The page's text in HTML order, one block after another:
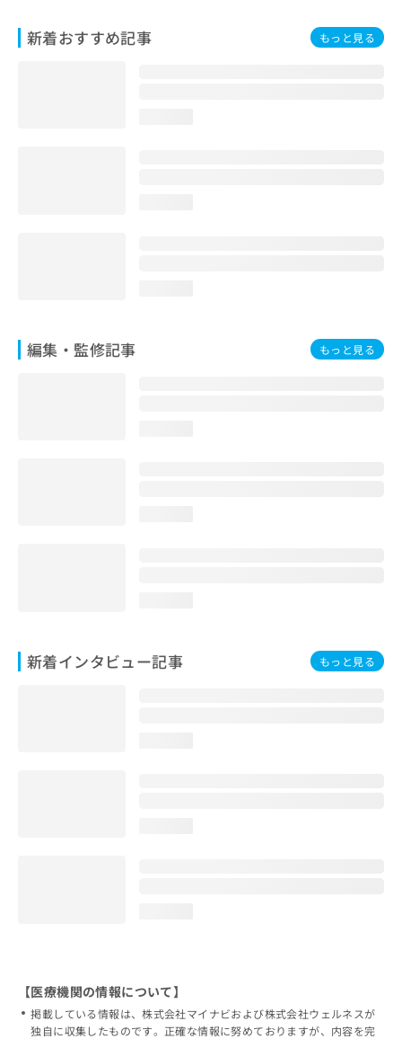
新着おすすめ記事 もっと見る
編集・監修記事 もっと見る
新着インタビュー記事 もっと見る
問
い
【医療機関の情報について】
掲載している情報は、株式会社マイナビおよび株式会社ウェルネスが
独自に収集したものです。正確な情報に努めておりますが、内容を完